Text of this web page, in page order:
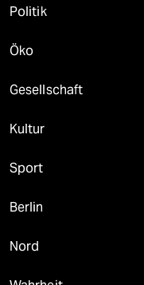
Politik
Öko
Gesellschaft
Kultur
Sport
Berlin
Nord